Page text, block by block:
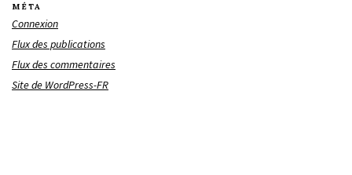
MÉTA
Connexion
Flux des publications
Flux des commentaires
Site de WordPress-FR